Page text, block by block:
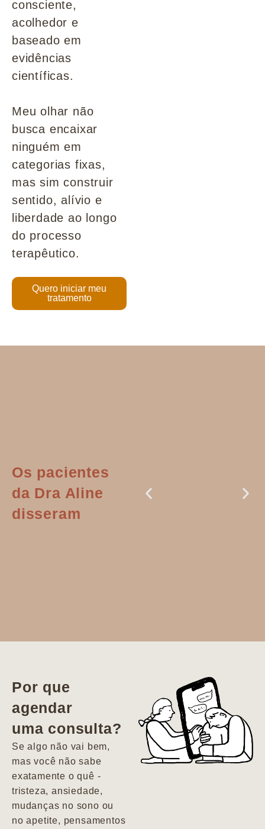
consciente,
acolhedor e
baseado em
evidências
científicas.
Meu olhar não
busca encaixar
ninguém em
categorias fixas,
mas sim construir
sentido, alívio e
liberdade ao longo
do processo
terapêutico.
Quero iniciar meu
tratamento
Os pacientes
da Dra Aline
disseram
vida. Ela me
encontrou num
estado misto de
depressão e
agitação com
pensamentos
Por que
agendar
uma consulta?
Se algo não vai bem,
mas você não sabe
exatamente o quê -
tristeza, ansiedade,
mudanças no sono ou
no apetite, pensamentos